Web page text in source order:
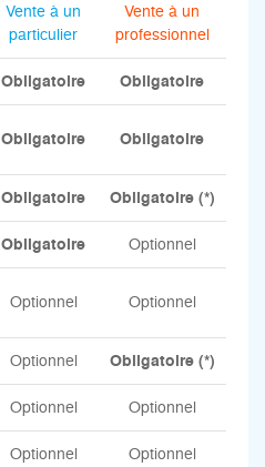
Vente à un
particulier
Vente à un
professionnel
Obligatoire Obligatoire
Obligatoire Obligatoire
Obligatoire Obligatoire (*)
Obligatoire Optionnel
Optionnel Optionnel
Optionnel Obligatoire (*)
Optionnel Optionnel
Optionnel Optionnel